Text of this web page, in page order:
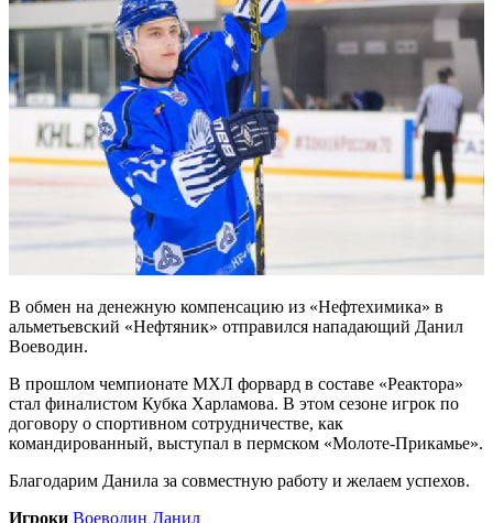
В обмен на денежную компенсацию из «Нефтехимика» в
альметьевский «Нефтяник» отправился нападающий Данил
Воеводин.
В прошлом чемпионате МХЛ форвард в составе «Реактора»
стал финалистом Кубка Харламова. В этом сезоне игрок по
договору о спортивном сотрудничестве, как
командированный, выступал в пермском «Молоте-Прикамье».
Благодарим Данила за совместную работу и желаем успехов.
Игроки Воеводин Данил